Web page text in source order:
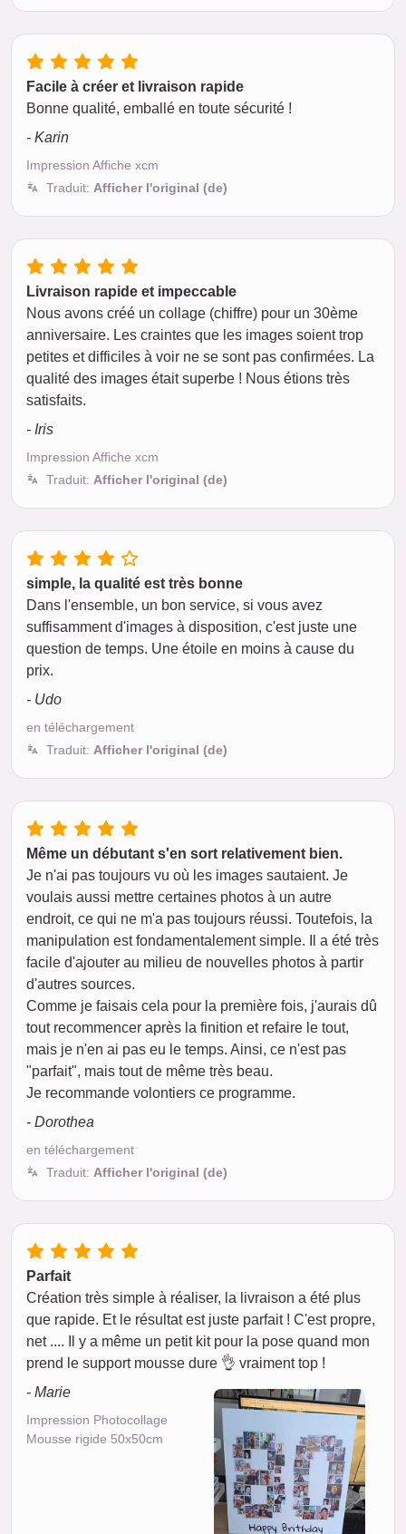
Facile à créer et livraison rapide
Bonne qualité, emballé en toute sécurité !
- Karin
Impression Affiche xcm
Traduit: Afficher l'original (de)
Livraison rapide et impeccable
Nous avons créé un collage (chiffre) pour un 30ème
anniversaire. Les craintes que les images soient trop
petites et difficiles à voir ne se sont pas confirmées. La
qualité des images était superbe ! Nous étions très
satisfaits.
- Iris
Impression Affiche xcm
Traduit: Afficher l'original (de)
simple, la qualité est très bonne
Dans l'ensemble, un bon service, si vous avez
suffisamment d'images à disposition, c'est juste une
question de temps. Une étoile en moins à cause du
prix.
- Udo
en téléchargement
Traduit: Afficher l'original (de)
Même un débutant s'en sort relativement bien.
Je n'ai pas toujours vu où les images sautaient. Je
voulais aussi mettre certaines photos à un autre
endroit, ce qui ne m'a pas toujours réussi. Toutefois, la
manipulation est fondamentalement simple. Il a été très
facile d'ajouter au milieu de nouvelles photos à partir
d'autres sources.
Comme je faisais cela pour la première fois, j'aurais dû
tout recommencer après la finition et refaire le tout,
mais je n'en ai pas eu le temps. Ainsi, ce n'est pas
"parfait", mais tout de même très beau.
Je recommande volontiers ce programme.
- Dorothea
en téléchargement
Traduit: Afficher l'original (de)
Parfait
Création très simple à réaliser, la livraison a été plus
que rapide. Et le résultat est juste parfait ! C'est propre,
net .... Il y a même un petit kit pour la pose quand mon
prend le support mousse dure 👌 vraiment top !
- Marie
Impression Photocollage
Mousse rigide 50x50cm